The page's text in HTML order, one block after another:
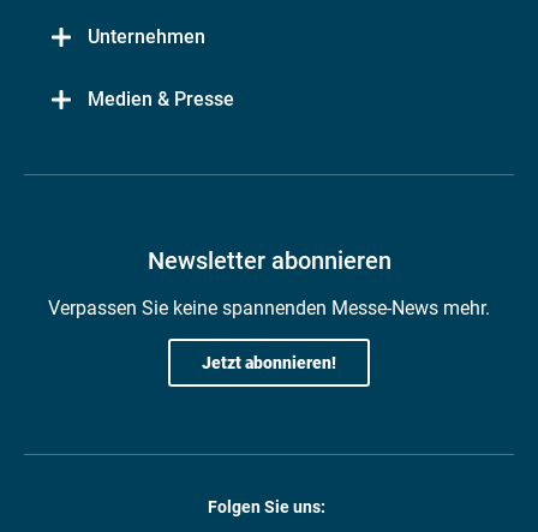
Unternehmen
Medien & Presse
Newsletter abonnieren
Verpassen Sie keine spannenden Messe-News mehr.
Jetzt abonnieren!
Folgen Sie uns: